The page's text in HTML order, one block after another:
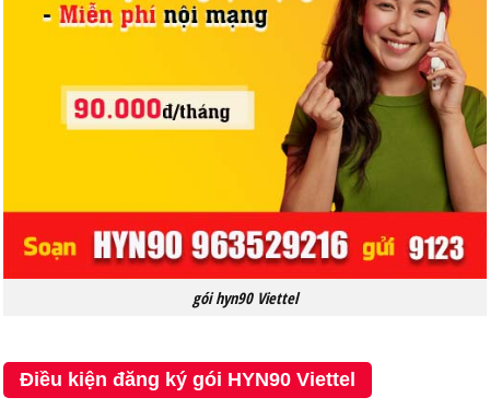
gói hyn90 Viettel
Điều kiện đăng ký gói HYN90 Viettel